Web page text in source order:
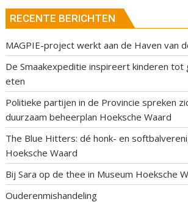
RECENTE BERICHTEN
MAGPIE-project werkt aan de Haven van
De Smaakexpeditie inspireert kinderen tot
eten
Politieke partijen in de Provincie spreken
duurzaam beheerplan Hoeksche Waard
The Blue Hitters: dé honk- en
Hoeksche Waard
Bij Sara op de thee in Museum Hoeksche
Ouderenmishandeling